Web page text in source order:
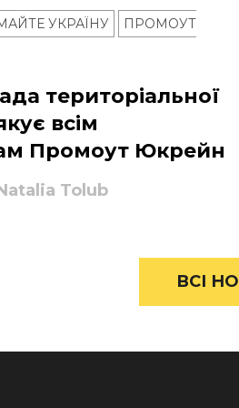
УКРАЇНУ
ПРОМОУТ
територіальної
всім
Промоут Юкрейн
Tolub
ВСІ